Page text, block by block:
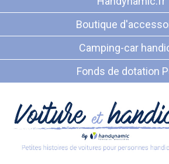
Boutique
Camping-car
Fonds de dotation